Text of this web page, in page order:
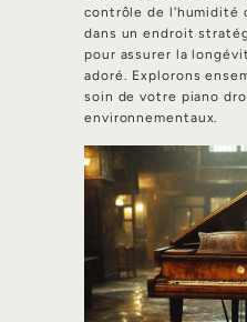
contrôle de l'humidité
dans un endroit
pour assurer la
adoré. Explorons
soin de votre piano
environnementaux.